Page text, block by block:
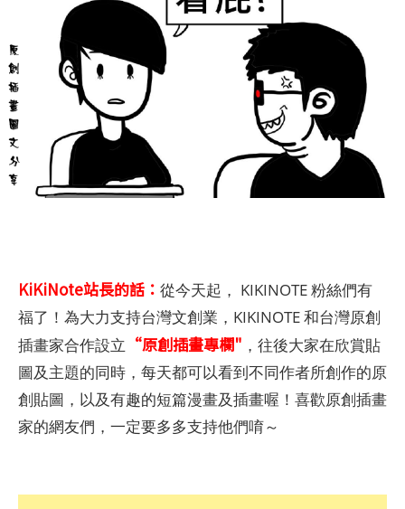
KiKiNote站長的話： 從今天起， KIKINOTE 粉絲們有
福了！為大力支持台灣文創業，KIKINOTE 和台灣原創
插畫家合作設立 “原創插畫專欄" ，往後大家在欣賞貼
圖及主題的同時，每天都可以看到不同作者所創作的原
創貼圖，以及有趣的短篇漫畫及插畫喔！喜歡原創插畫
家的網友們，一定要多多支持他們唷～